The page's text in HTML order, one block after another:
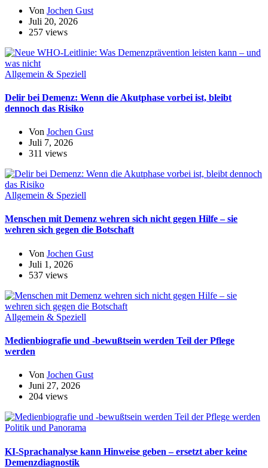
Von Jochen Gust
Juli 20, 2026
257 views
Allgemein & Speziell
Delir bei Demenz: Wenn die Akutphase vorbei ist, bleibt
dennoch das Risiko
Von Jochen Gust
Juli 7, 2026
311 views
Allgemein & Speziell
Menschen mit Demenz wehren sich nicht gegen Hilfe – sie
wehren sich gegen die Botschaft
Von Jochen Gust
Juli 1, 2026
537 views
Allgemein & Speziell
Medienbiografie und -bewußtsein werden Teil der Pflege
werden
Von Jochen Gust
Juni 27, 2026
204 views
Politik und Panorama
KI-Sprachanalyse kann Hinweise geben – ersetzt aber keine
Demenzdiagnostik